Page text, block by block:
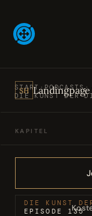
SH Landingpage
KAPITEL
01 Angebote
02 Bücher
START·PODCASTS·
DIE KUNST DER
DIE KUNST
EPISODE 135